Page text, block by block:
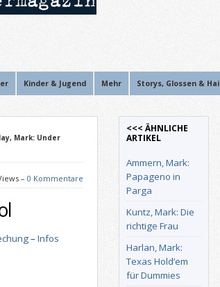
Kinder & Jugend Mehr Storys, Glossen &
Mark: Under
– 0 Kommentare
– Infos
<<< ÄHNLICHE
ARTIKEL
Ammern, Mark:
Papageno in
Parga
Kuntz, Mark: Die
richtige Frau
Harlan, Mark:
Texas Hold’em
für Dummies